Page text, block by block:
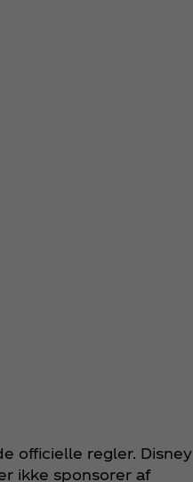
officielle regler. Disney
ikke sponsorer af